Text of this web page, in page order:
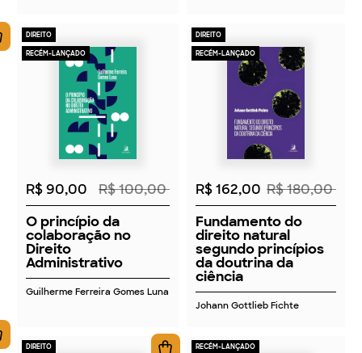
DIREITO
RECÉM-LANÇADO
2026
R$ 90,00
R$ 100,00
O princípio da
colaboração no
Direito
Administrativo
Guilherme Ferreira Gomes Luna
DIREITO
RECÉM-LANÇADO
2026
R$ 162,00 R$ 180,00
Fundamento do
direito natural
segundo princípios
da doutrina da
ciência
Johann Gottlieb Fichte
DIREITO RECÉM-LANÇADO